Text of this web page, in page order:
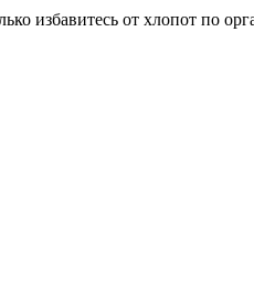
избавитесь от хлопот по